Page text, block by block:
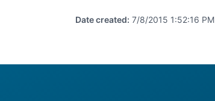
Date created: 7/8/2015 1:52:16 PM